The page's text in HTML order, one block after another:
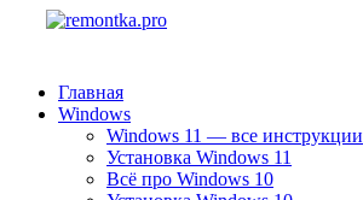
Главная
Windows
Windows 11 — все инструкции
Установка Windows 11
Всё про Windows 10